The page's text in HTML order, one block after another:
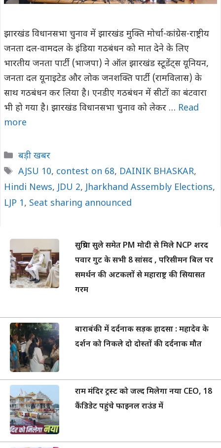
झारखंड विधानसभा चुनाव में झारखंड मुक्ति मोर्चा-कांग्रेस-राष्ट्रीय
जनता दल-वामदल के इंडिया गठबंधन को मात देने के लिए
भारतीय जनता पार्टी (भाजपा) ने ऑल झारखंड स्टूडेंट्स यूनियन,
जनता दल यूनाइटेड और लोक जनशक्ति पार्टी (रामविलास) के
साथ गठबंधन कर लिया है। एनडीए गठबंधन में सीटों का बंटवारा
भी हो गया है। झारखंड विधानसभा चुनाव को लेकर … Read
more
Categories
बड़ी खबर
Tags
AJSU 10, contest on 68, DAINIK BHASKAR,
Hindi News,JDU 2,Jharkhand Assembly Elections,
LJP 1, Seat sharing announced
सुप्रिया सुले समेत PM मोदी से मिले NCP शरद
पवार गुट के सभी 8 सांसद , परिसीमन बिल पर
समर्थन की अटकलों से महाराष्ट्र की सियासत
गरम
बाराबंकी में दर्दनाक सड़क हादसा : महादेव के
दर्शन को निकले दो दोस्तों की दर्दनाक मौत
राम मंदिर ट्रस्ट को जल्द मिलेगा नया CEO, 18
कैंडिडेट पहुंचे फाइनल राउंड में